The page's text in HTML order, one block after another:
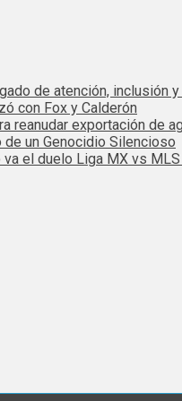
de atención, inclusión
con Fox y Calderón
reanudar exportación de
de un Genocidio Silencioso
el duelo Liga MX vs MLS